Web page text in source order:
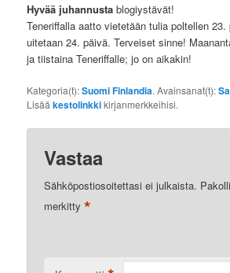
Hyvää juhannusta blogiystävät!
Teneriffalla aatto vietetään tulia poltellen
uitetaan 24. päivä. Terveiset sinne!
ja tiistaina Teneriffalle; jo on aikakin!
Kategoria(t):Suomi Finlandia. Avainsanat(t):
Lisääkestolinkkikirjanmerkkeihisi.
Vastaa
Sähköpostiosoitettasi ei julkaista.
merkitty*